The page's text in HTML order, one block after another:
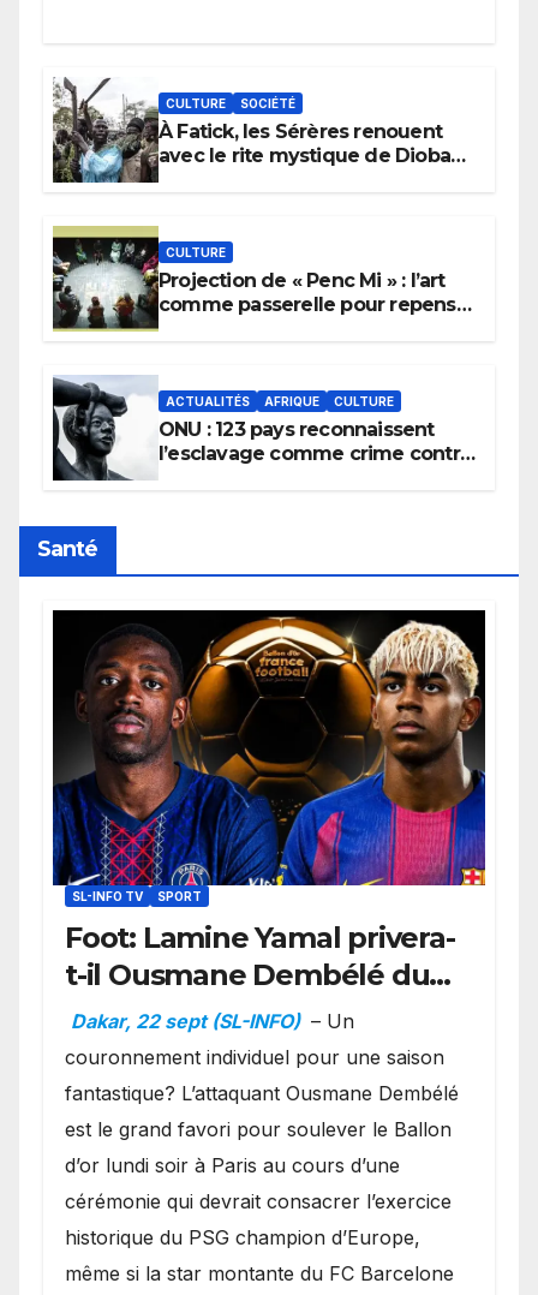
CULTURE SOCIÉTÉ
À Fatick, les Sérères renouent
avec le rite mystique de Diobaye
CULTURE
Projection de « Penc Mi » : l’art
comme passerelle pour repenser
ACTUALITÉS AFRIQUE CULTURE
ONU : 123 pays reconnaissent
l’esclavage comme crime contre
Santé
SL-INFO TV SPORT
Foot: Lamine Yamal privera-
t-il Ousmane Dembélé du
Ballon d’or ?
Dakar, 22 sept (SL-INFO) – Un
couronnement individuel pour une saison
fantastique? L’attaquant Ousmane Dembélé
est le grand favori pour soulever le Ballon
d’or lundi soir à Paris au cours d’une
cérémonie qui devrait consacrer l’exercice
historique du PSG champion d’Europe,
même si la star montante du FC Barcelone